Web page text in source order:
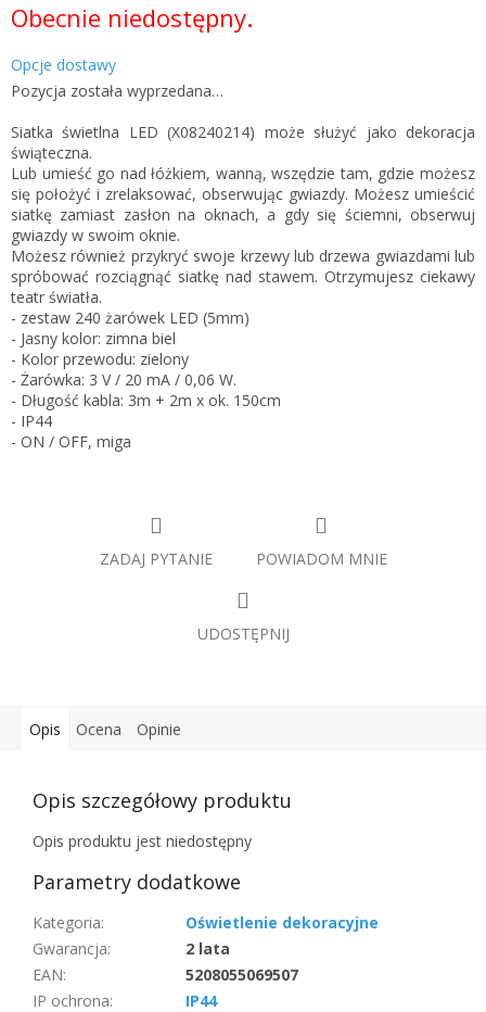
jednostkowa:
Obecnie niedostępny.
Opcje dostawy
Pozycja została wyprzedana…
Siatka świetlna LED (X08240214) może służyć jako dekoracja
świąteczna.
Lub umieść go nad łóżkiem, wanną, wszędzie tam, gdzie możesz
się położyć i zrelaksować, obserwując gwiazdy. Możesz umieścić
siatkę zamiast zasłon na oknach, a gdy się ściemni, obserwuj
gwiazdy w swoim oknie.
Możesz również przykryć swoje krzewy lub drzewa gwiazdami lub
spróbować rozciągnąć siatkę nad stawem. Otrzymujesz ciekawy
teatr światła.
- zestaw 240 żarówek LED (5mm)
- Jasny kolor: zimna biel
- Kolor przewodu: zielony
- Żarówka: 3 V / 20 mA / 0,06 W.
- Długość kabla: 3m + 2m x ok. 150cm
- IP44
- ON / OFF, miga
ZADAJ PYTANIE POWIADOM MNIE
UDOSTĘPNIJ
Opis Ocena Opinie
Opis szczegółowy produktu
Opis produktu jest niedostępny
Parametry dodatkowe
Kategoria:
Oświetlenie dekoracyjne
Gwarancja:
2 lata
EAN:
5208055069507
IP ochrona:
IP44